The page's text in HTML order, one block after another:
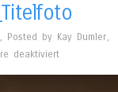
, Posted by Kay Dumler,
deaktiviertfür